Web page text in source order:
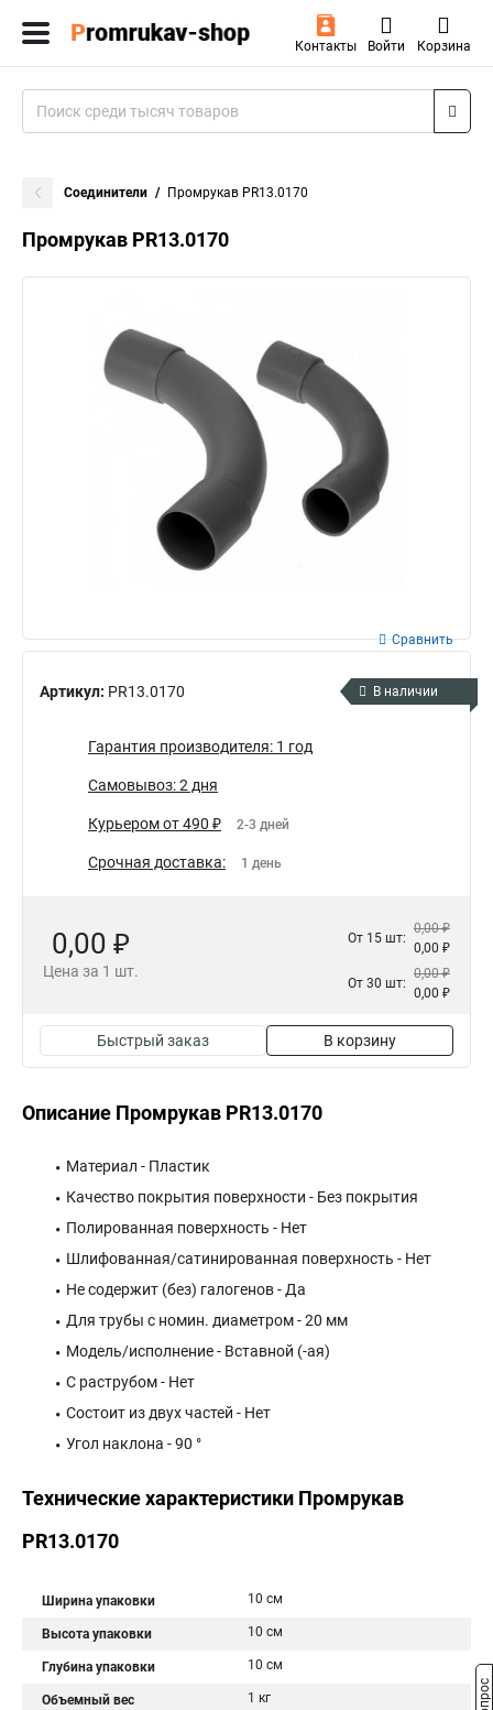
Контакты Войти Корзина
Соединители Промрукав PR13.0170
Промрукав PR13.0170
Артикул: PR13.0170
Сравнить
В наличии
Гарантия производителя: 1 год
Самовывоз: 2 дня
Курьером от 490 ₽ 2-3 дней
Срочная доставка: 1 день
0,00 ₽
Цена за 1 шт.
От 15 шт:
0,00 ₽
0,00 ₽
От 30 шт:
0,00 ₽
0,00 ₽
Быстрый заказ В корзину
Описание Промрукав PR13.0170
Материал - Пластик
Качество покрытия поверхности - Без покрытия
Полированная поверхность - Нет
Шлифованная/сатинированная поверхность - Нет
Не содержит (без) галогенов - Да
Для трубы с номин. диаметром - 20 мм
Модель/исполнение - Вставной (-ая)
С раструбом - Нет
Состоит из двух частей - Нет
Угол наклона - 90 °
Технические характеристики Промрукав
PR13.0170
Ширина упаковки 10 см
Высота упаковки 10 см
Глубина упаковки 10 см
Объемный вес 1 кг